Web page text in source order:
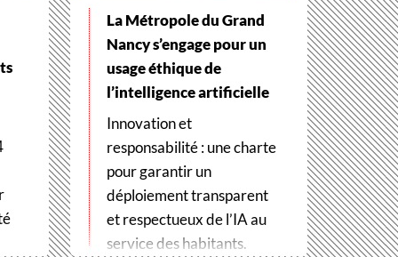
La Métropole du Grand
Nancy s’engage pour un
usage éthique de
l’intelligence artificielle
Innovation et
responsabilité : une charte
pour garantir un
déploiement transparent
et respectueux de l’IA au
service des habitants.